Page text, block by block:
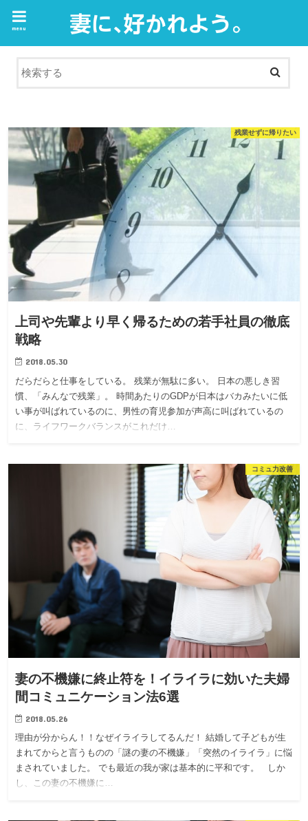
menu
残業せずに帰りたい
上司や先輩より早く帰るための若手社員の徹底
戦略
2018.05.30
だらだらと仕事をしている。 残業が無駄に多い。 日本の悪しき習
慣、「みんなで残業」。 時間あたりのGDPが日本はバカみたいに低
い事が叫ばれているのに、男性の育児参加が声高に叫ばれているの
に、ライフワークバランスがこれだけ…
コミュ力改善
妻の不機嫌に終止符を！イライラに効いた夫婦
間コミュニケーション法6選
2018.05.26
理由が分からん！！なぜイライラしてるんだ！ 結婚して子どもが生
まれてからと言うものの「謎の妻の不機嫌」「突然のイライラ」に悩
まされていました。 でも最近の我が家は基本的に平和です。 しか
し、この妻の不機嫌に…